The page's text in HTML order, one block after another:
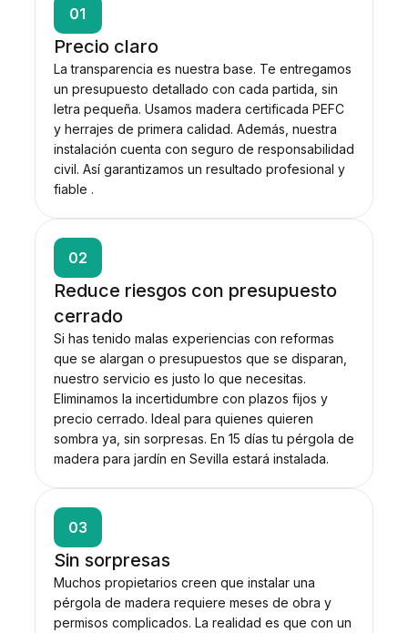
01
Precio claro
La transparencia es nuestra base. Te entregamos
un presupuesto detallado con cada partida, sin
letra pequeña. Usamos madera certificada PEFC
y herrajes de primera calidad. Además, nuestra
instalación cuenta con seguro de responsabilidad
civil. Así garantizamos un resultado profesional y
fiable .
02
Reduce riesgos con presupuesto
cerrado
Si has tenido malas experiencias con reformas
que se alargan o presupuestos que se disparan,
nuestro servicio es justo lo que necesitas.
Eliminamos la incertidumbre con plazos fijos y
precio cerrado. Ideal para quienes quieren
sombra ya, sin sorpresas. En 15 días tu pérgola de
madera para jardín en Sevilla estará instalada.
03
Sin sorpresas
Muchos propietarios creen que instalar una
pérgola de madera requiere meses de obra y
permisos complicados. La realidad es que con un